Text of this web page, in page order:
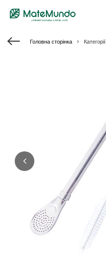
Головна сторінка Категорії